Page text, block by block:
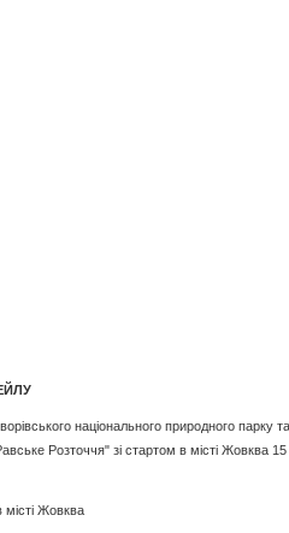
національного природного парку та
Розточчя" зі стартом в місті Жовква 15
Жовква